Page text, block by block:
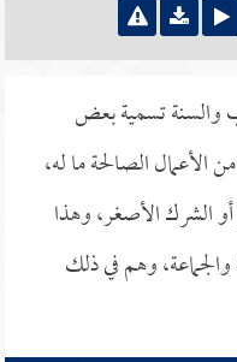
والسنة تسمية بعض
الأعمال الصالحة ما له،
الشرك الأصغر، وهذا
والجماعة، وهم في ذلك